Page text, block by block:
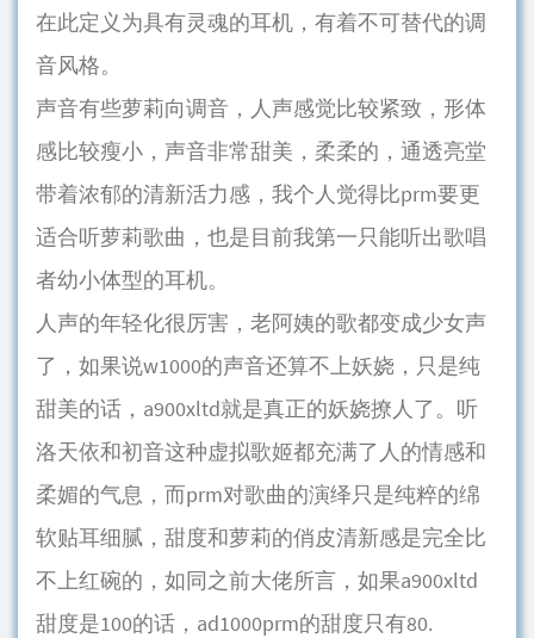
在此定义为具有灵魂的耳机，有着不可替代的调
音风格。
声音有些萝莉向调音，人声感觉比较紧致，形体
感比较瘦小，声音非常甜美，柔柔的，通透亮堂
带着浓郁的清新活力感，我个人觉得比prm要更
适合听萝莉歌曲，也是目前我第一只能听出歌唱
者幼小体型的耳机。
人声的年轻化很厉害，老阿姨的歌都变成少女声
了，如果说w1000的声音还算不上妖娆，只是纯
甜美的话，a900xltd就是真正的妖娆撩人了。听
洛天依和初音这种虚拟歌姬都充满了人的情感和
柔媚的气息，而prm对歌曲的演绎只是纯粹的绵
软贴耳细腻，甜度和萝莉的俏皮清新感是完全比
不上红碗的，如同之前大佬所言，如果a900xltd
甜度是100的话，ad1000prm的甜度只有80.